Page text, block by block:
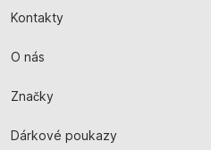
Kontakty
O nás
Značky
Dárkové poukazy